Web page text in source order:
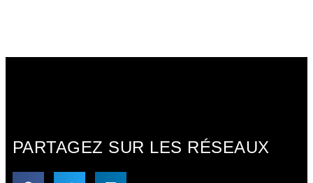
PARTAGEZ SUR LES RÉSEAUX